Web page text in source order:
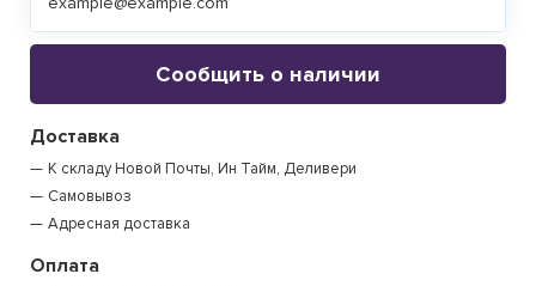
Сообщить о наличии
Доставка
К складу Новой Почты, Ин Тайм, Деливери
Самовывоз
Адресная доставка
Оплата